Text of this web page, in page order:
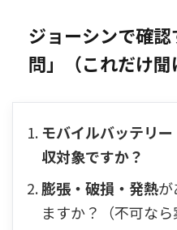
ジョーシンで確
問」（これだけ聞
モバイルバッテリ
収対象ですか？
膨張・破損・発熱
ますか？（不可なら